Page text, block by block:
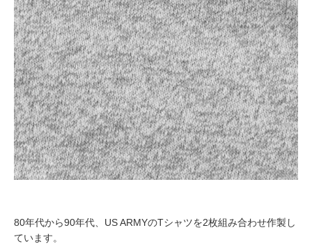
80年代から90年代、 US ARMYのTシャツを2枚組み合わせ作製し
ています。